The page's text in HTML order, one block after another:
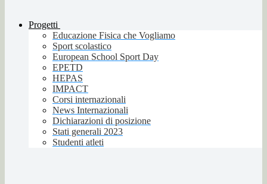
Progetti
Educazione Fisica che Vogliamo
Sport scolastico
European School Sport Day
EPETD
HEPAS
IMPACT
Corsi internazionali
News Internazionali
Dichiarazioni di posizione
Stati generali 2023
Studenti atleti